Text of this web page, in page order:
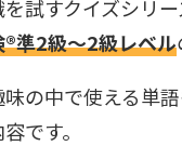
試すクイズシリ
®︎準2級〜2級レベル
味の中で使える単
です。